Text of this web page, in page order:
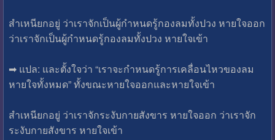
สำเหนียกอยู่ ว่าเราจักเป็นผู้กำหนดรู้กองลมทั้งปวง หายใจออก
ว่าเราจักเป็นผู้กำหนดรู้กองลมทั้งปวง หายใจเข้า
➡ แปล: และตั้งใจว่า “เราจะกำหนดรู้การเคลื่อนไหวของลม
หายใจทั้งหมด” ทั้งขณะหายใจออกและหายใจเข้า
สำเหนียกอยู่ ว่าเราจักระงับกายสังขาร หายใจออก ว่าเราจัก
ระงับกายสังขาร หายใจเข้า